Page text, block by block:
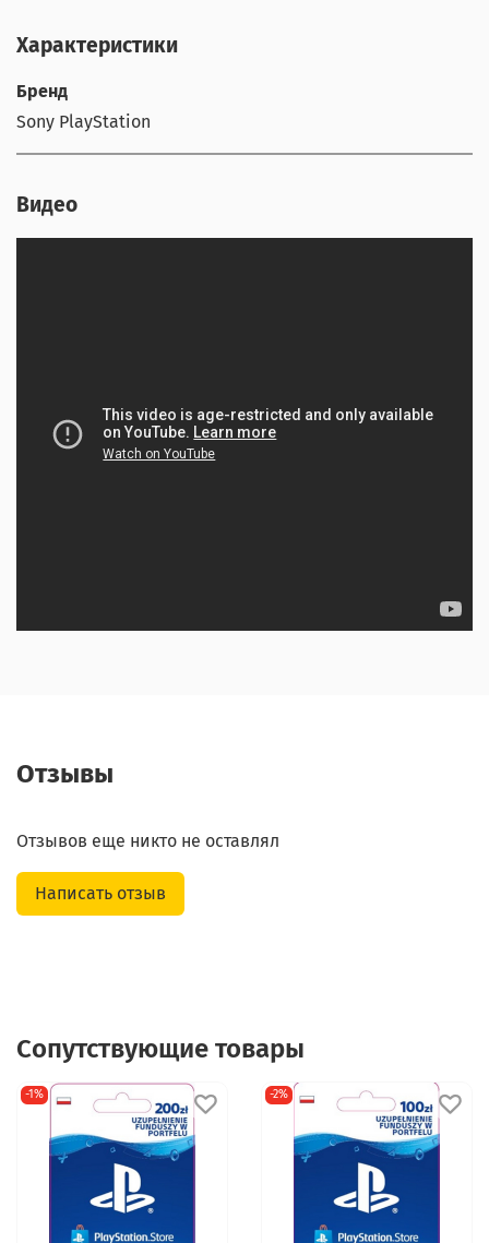
Характеристики
Бренд
Sony PlayStation
Видео
Отзывы
Отзывов еще никто не оставлял
Написать отзыв
Сопутствующие товары
-1% -2%